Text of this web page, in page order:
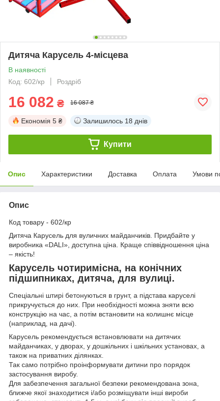
Дитяча Карусель 4-місцева
В наявності
Код: 602/кр
Роздріб
16 082 ₴ 16 087 ₴
Економія 5 ₴ Залишилось 18 днів
Купити
Опис Характеристики Доставка Оплата Умови
Опис
Код товару - 602/кр
Дитяча Карусель для вуличних майданчиків. Придбайте у
виробника «DALI», доступна ціна. Краще співвідношення ціна
– якість!
Карусель чотиримісна, на конічних
підшипниках, дитяча, для вулиці.
Спеціальні штирі бетонуються в грунт, а підстава каруселі
прикручується до них. При необхідності можна зняти всю
конструкцію на час, а потім встановити на колишнє місце
(наприклад, на дачі).
Карусель рекомендується встановлювати на дитячих
майданчиках, у дворах, у дошкільних і шкільних установах, а
також на приватних ділянках.
Так само потрібно проінформувати дитини про порядок
застосування виробу.
Для забезпечення загальної безпеки рекомендована зона,
ближче якої знаходитися і/або розміщувати інші вироби